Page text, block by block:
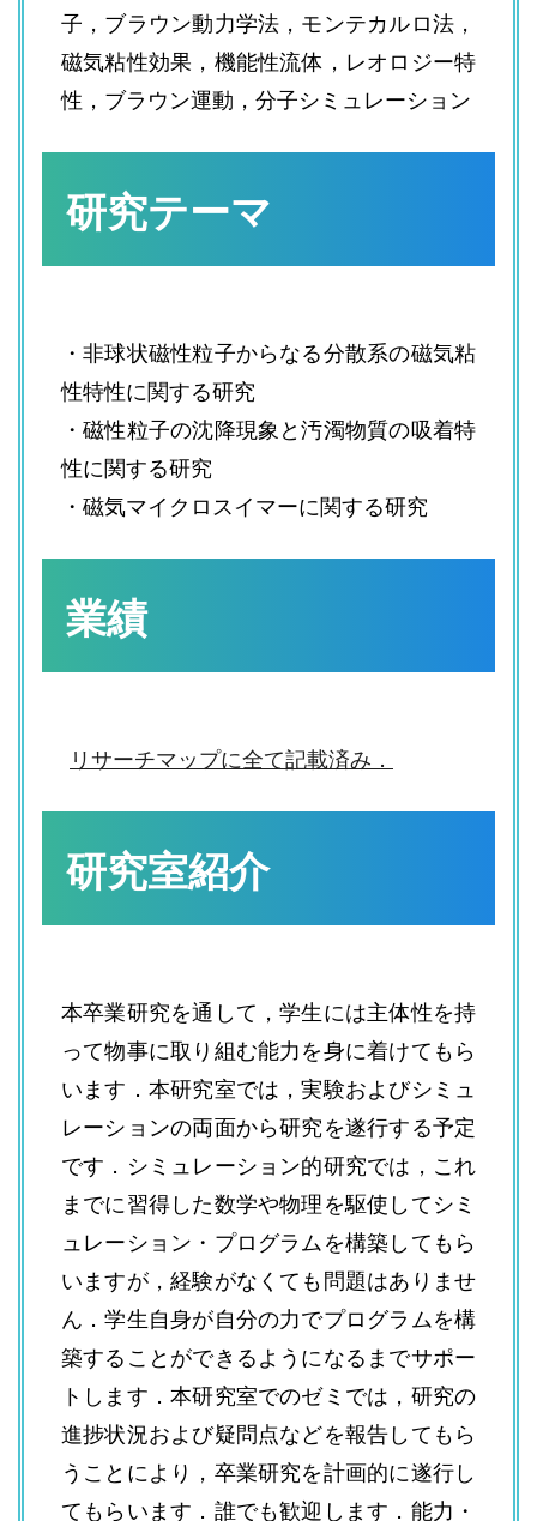
子，ブラウン動力学法，モンテカルロ法，
磁気粘性効果，機能性流体，レオロジー特
性，ブラウン運動，分子シミュレーション
研究テーマ
・非球状磁性粒子からなる分散系の磁気粘
性特性に関する研究
・磁性粒子の沈降現象と汚濁物質の吸着特
性に関する研究
・磁気マイクロスイマーに関する研究
業績
リサーチマップに全て記載済み．
研究室紹介
本卒業研究を通して，学生には主体性を持
って物事に取り組む能力を身に着けてもら
います．本研究室では，実験およびシミュ
レーションの両面から研究を遂行する予定
です．シミュレーション的研究では，これ
までに習得した数学や物理を駆使してシミ
ュレーション・プログラムを構築してもら
いますが，経験がなくても問題はありませ
ん．学生自身が自分の力でプログラムを構
築することができるようになるまでサポー
トします．本研究室でのゼミでは，研究の
進捗状況および疑問点などを報告してもら
うことにより，卒業研究を計画的に遂行し
てもらいます．誰でも歓迎します．能力・